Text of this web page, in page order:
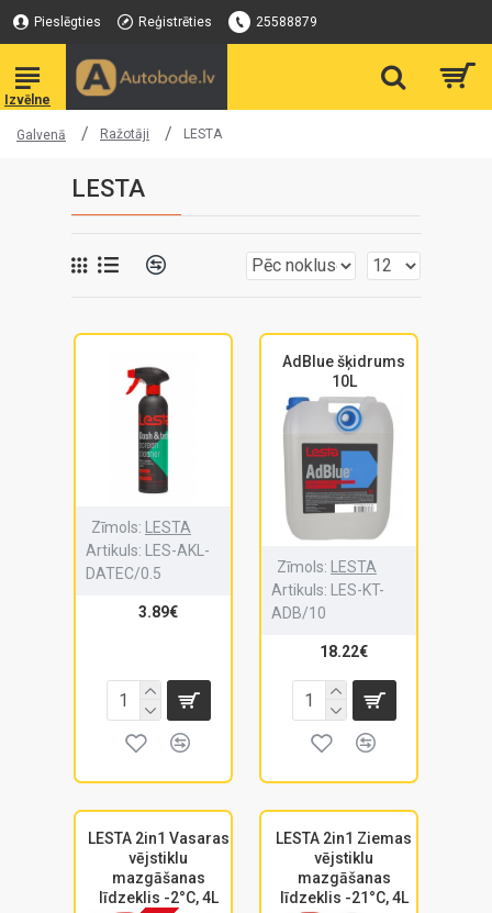
Pieslēgties Reģistrēties 25588879
Galvenā Ražotāji LESTA
LESTA
Zīmols:
LESTA
Artikuls:
LES-AKL-
DATEC/0.5
3.89€
AdBlue šķidrums
10L
Zīmols:
LESTA
Artikuls:
LES-KT-
ADB/10
18.22€
LESTA 2in1 Vasaras
vējstiklu
mazgāšanas
līdzeklis -2°C, 4L
LESTA 2in1 Ziemas
vējstiklu
mazgāšanas
līdzeklis -21°C, 4L